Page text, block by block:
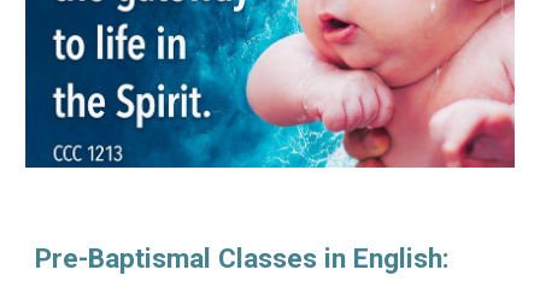
Pre-Baptismal Classes in English: